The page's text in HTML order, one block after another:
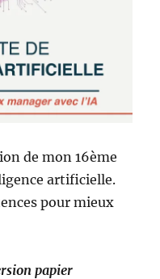
de mon 16ème
artificielle.
pour mieux
papier